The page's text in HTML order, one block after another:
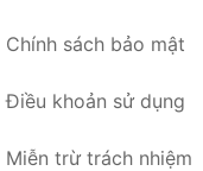
Chính sách bảo mật
Điều khoản sử dụng
Miễn trừ trách nhiệm